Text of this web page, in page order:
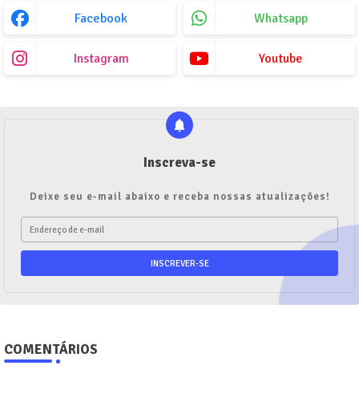
Facebook Whatsapp
Instagram Youtube
Inscreva-se
Deixe seu e-mail abaixo e receba nossas atualizações!
COMENTÁRIOS